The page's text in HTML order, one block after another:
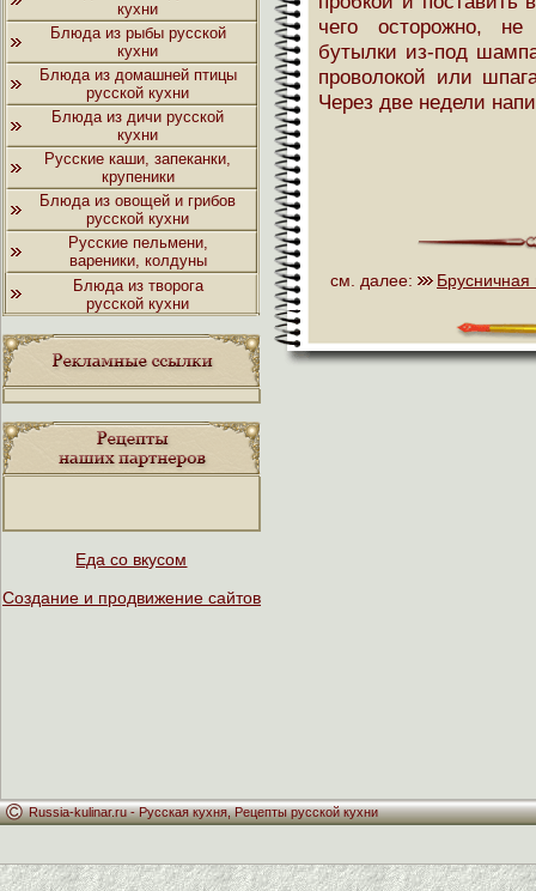
кухни
Блюда из рыбы русской
кухни
Блюда из домашней птицы
русской кухни
Блюда из дичи русской
кухни
Русские каши, запеканки,
крупеники
Блюда из овощей и грибов
русской кухни
Русские пельмени,
вареники, колдуны
Блюда из творога
русской кухни
Еда со вкусом
Создание и продвижение сайтов
чего осторожно,
бутылки из-под
проволокой или
Через две недели
см. далее:
Russia-kulinar.ru -Русская кухня,Рецепты русской кухни